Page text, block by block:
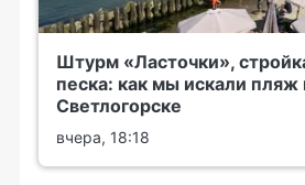
Штурм «Ласточки»,
песка: как мы искали пляж
Светлогорске
вчера, 18:18